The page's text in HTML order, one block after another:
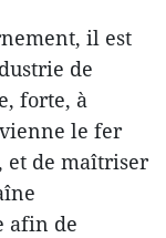
il est
de
forte, à
le fer
et de maîtriser
afin de